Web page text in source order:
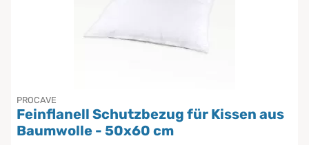
PROCAVE
Feinflanell Schutzbezug für Kissen aus
Baumwolle - 50x60 cm
Die richtige Matratze kaufen